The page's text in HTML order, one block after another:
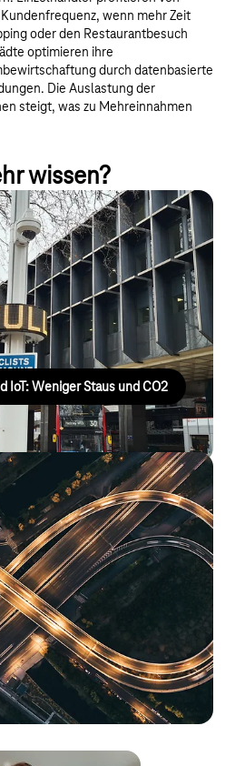
wenn mehr Zeit
oder den Restaurantbesuch
optimieren ihre
durch datenbasierte
Die Auslastung der
steigt, was zu Mehreinnahmen
wissen?
KI und IoT: Weniger
IoT und KI, um die
optimieren und die Rentabilität für
Jetzt mehr erfahren!
IoT: Weniger Staus und CO2
Fern-Operationen oder
das wird bereits heute mit Hilfe
gemacht. 5G hebt das Internet of
und eröffnet leistungsstarke,
Anwendungen, die höchste
erfordern.